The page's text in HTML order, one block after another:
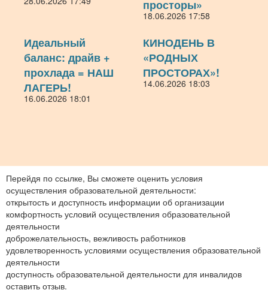
просторы»
18.06.2026 17:58
Идеальный
баланс: драйв +
прохлада = НАШ
ЛАГЕРЬ!
16.06.2026 18:01
КИНОДЕНЬ В
«РОДНЫХ
ПРОСТОРАХ»!
14.06.2026 18:03
Перейдя по ссылке, Вы сможете оценить условия
осуществления образовательной деятельности:
открытость и доступность информации об организации
комфортность условий осуществления образовательной
деятельности
доброжелательность, вежливость работников
удовлетворенность условиями осуществления образовательной
деятельности
доступность образовательной деятельности для инвалидов
оставить отзыв.